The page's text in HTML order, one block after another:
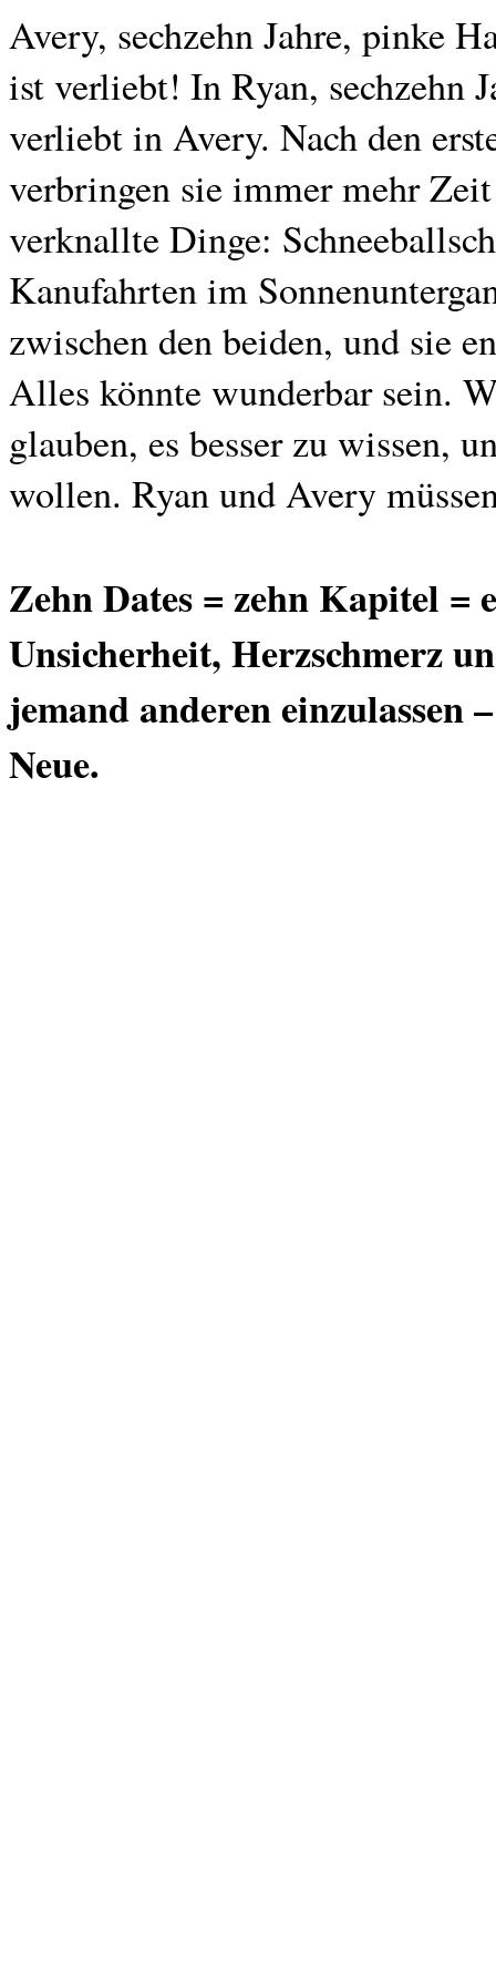
Avery, sechzehn Jahre, pinke
ist verliebt! In Ryan, sechzehn
verliebt in Avery. Nach den
verbringen sie immer mehr
verknallte Dinge:
Kanufahrten im
zwischen den beiden, und sie
Alles könnte wunderbar sein.
glauben, es besser zu wissen,
wollen. Ryan und Avery
Zehn Dates = zehn Kapitel
Unsicherheit, Herzschmerz
jemand anderen einzulassen
Neue.